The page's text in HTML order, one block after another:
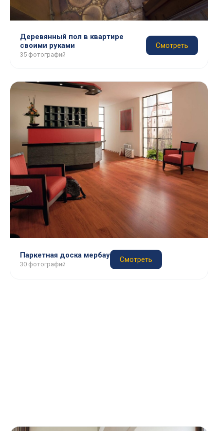
Деревянный пол в квартире
своими руками
35 фотографий
Смотреть
Паркетная доска мербау
30 фотографий
Смотреть